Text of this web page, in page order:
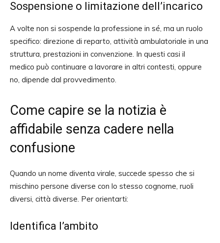
Sospensione o limitazione dell’incarico
A volte non si sospende la professione in sé, ma un ruolo
specifico: direzione di reparto, attività ambulatoriale in una
struttura, prestazioni in convenzione. In questi casi il
medico può continuare a lavorare in altri contesti, oppure
no, dipende dal provvedimento.
Come capire se la notizia è
affidabile senza cadere nella
confusione
Quando un nome diventa virale, succede spesso che si
mischino persone diverse con lo stesso cognome, ruoli
diversi, città diverse. Per orientarti:
Identifica l’ambito